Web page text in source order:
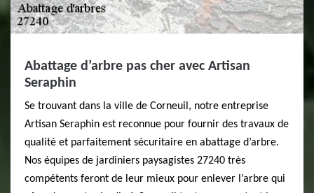
Abattage d’arbre pas cher avec Artisan
Seraphin
Se trouvant dans la ville de Corneuil, notre entreprise
Artisan Seraphin est reconnue pour fournir des travaux de
qualité et parfaitement sécuritaire en abattage d’arbre.
Nos équipes de jardiniers paysagistes 27240 très
compétents feront de leur mieux pour enlever l’arbre qui